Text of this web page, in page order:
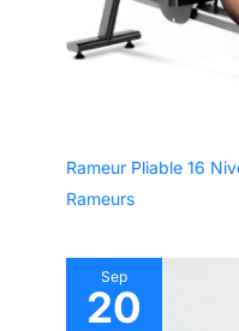
Rameur Pliable 16
Rameurs
Sep
20